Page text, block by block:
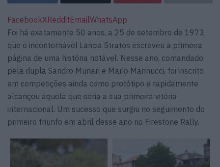
FacebookXRedditEmailWhatsApp
Foi há exatamente 50 anos, a 25 de setembro de 1973,
que o incontornável Lancia Stratos escreveu a primeira
página de uma história notável. Nesse ano, comandado
pela dupla Sandro Munari e Mario Mannucci, foi inscrito
em competições ainda como protótipo e rapidamente
alcançou aquela que seria a sua primeira vitória
internacional. Um sucesso que surgiu no seguimento do
primeiro triunfo em abril desse ano no Firestone Rally.